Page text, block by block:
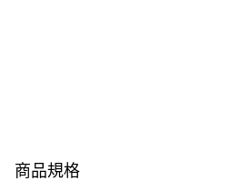
商品規格